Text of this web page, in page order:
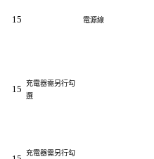
15 電源線
15
充電器需另行勾
選
充電器需另行勾